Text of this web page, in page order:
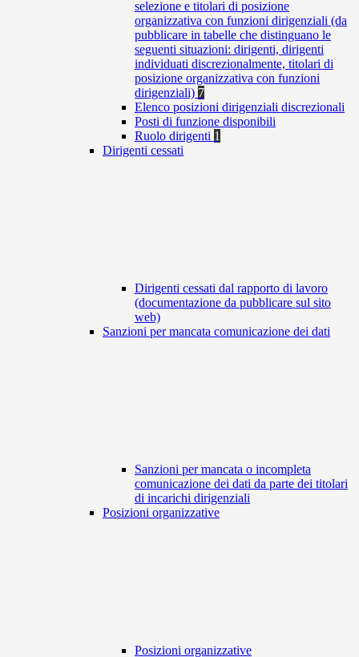
selezione e titolari di posizione
organizzativa con funzioni dirigenziali (da
pubblicare in tabelle che distinguano le
seguenti situazioni: dirigenti, dirigenti
individuati discrezionalmente, titolari di
posizione organizzativa con funzioni
dirigenziali) 7
Elenco posizioni dirigenziali discrezionali
Posti di funzione disponibili
Ruolo dirigenti 1
Dirigenti cessati
Dirigenti cessati dal rapporto di lavoro
(documentazione da pubblicare sul sito
web)
Sanzioni per mancata comunicazione dei dati
Sanzioni per mancata o incompleta
comunicazione dei dati da parte dei titolari
di incarichi dirigenziali
Posizioni organizzative
Posizioni organizzative